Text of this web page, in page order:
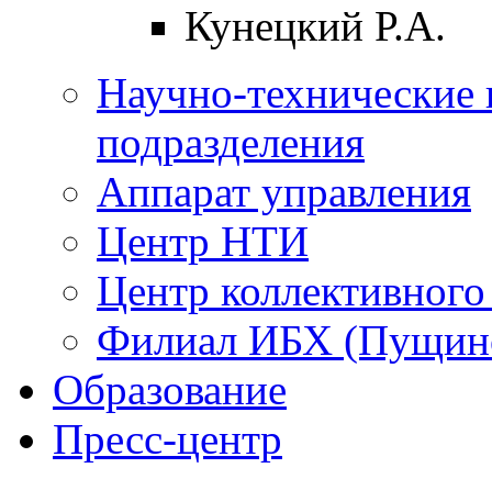
Кунецкий Р.А.
Научно-технические
подразделения
Аппарат управления
Центр НТИ
Центр
Филиал ИБХ
Образование
Пресс-центр